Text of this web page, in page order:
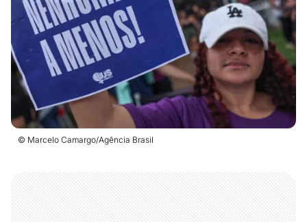
© Marcelo Camargo/Agência Brasil